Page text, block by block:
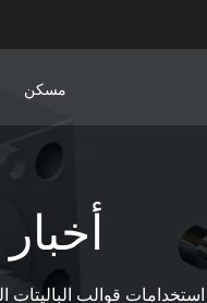
مسكن
أخبار
قوالب الباليتات